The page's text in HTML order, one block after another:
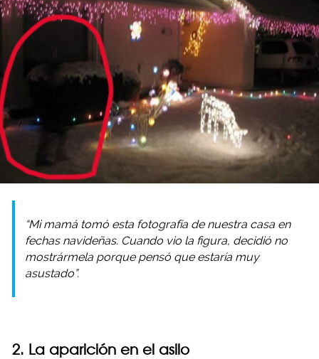
“Mi mamá tomó esta fotografía de nuestra casa en
fechas navideñas. Cuando vio la figura, decidió no
mostrármela porque pensó que estaría muy
asustado”.
2. La aparición en el asilo